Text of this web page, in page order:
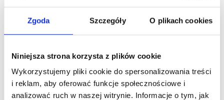
Zgoda Szczegóły O plikach cookies
Niniejsza strona korzysta z plików cookie
Wykorzystujemy pliki cookie do spersonalizowania treści
i reklam, aby oferować funkcje społecznościowe i
analizować ruch w naszej witrynie. Informacje o tym, jak
Szpilka
Profil tiktok Czerwona Szpilka
Profil youtube Czerwona
Szpilka